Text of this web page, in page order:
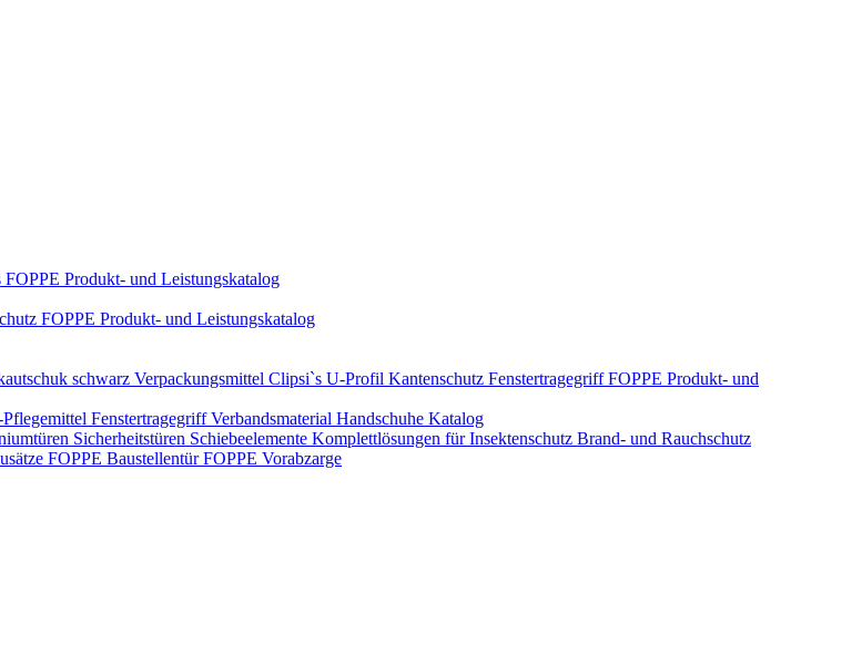
FOPPE Produkt- und Leistungskatalog
FOPPE Produkt- und Leistungskatalog
schwarz Verpackungsmittel Clipsi`s U-Profil Kantenschutz Fenstertragegriff FOPPE Produkt- und
Fenstertragegriff Verbandsmaterial Handschuhe Katalog
Sicherheitstüren Schiebeelemente Komplettlösungen für Insektenschutz Brand- und Rauchschutz​
FOPPE Baustellentür FOPPE Vorabzarge